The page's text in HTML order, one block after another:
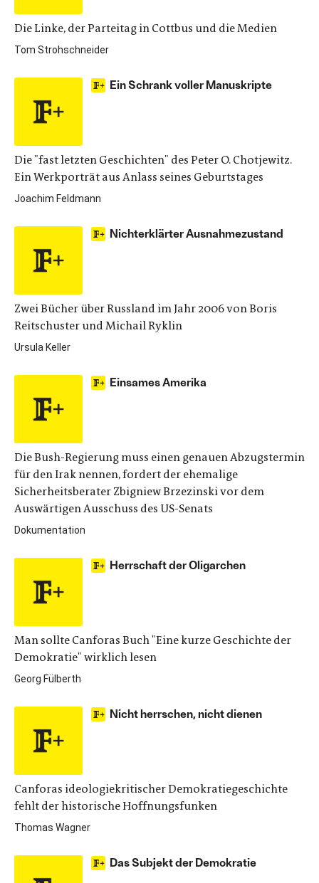
Die Linke, der Parteitag in Cottbus und die Medien
Tom Strohschneider
Ein Schrank voller Manuskripte
Die "fast letzten Geschichten" des Peter O. Chotjewitz.
Ein Werkporträt aus Anlass seines Geburtstages
Joachim Feldmann
Nichterklärter Ausnahmezustand
Zwei Bücher über Russland im Jahr 2006 von Boris
Reitschuster und Michail Ryklin
Ursula Keller
Einsames Amerika
Die Bush-Regierung muss einen genauen Abzugstermin
für den Irak nennen, fordert der ehemalige
Sicherheitsberater Zbigniew Brzezinski vor dem
Auswärtigen Ausschuss des US-Senats
Dokumentation
Herrschaft der Oligarchen
Man sollte Canforas Buch "Eine kurze Geschichte der
Demokratie" wirklich lesen
Georg Fülberth
Nicht herrschen, nicht dienen
Canforas ideologiekritischer Demokratiegeschichte
fehlt der historische Hoffnungsfunken
Thomas Wagner
Das Subjekt der Demokratie